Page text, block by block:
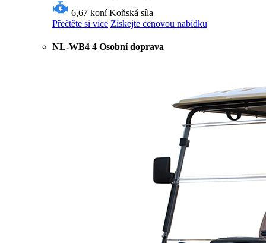
6,67 koní Koňská síla
Přečtěte si více Získejte cenovou nabídku
NL-WB4 4 Osobní doprava